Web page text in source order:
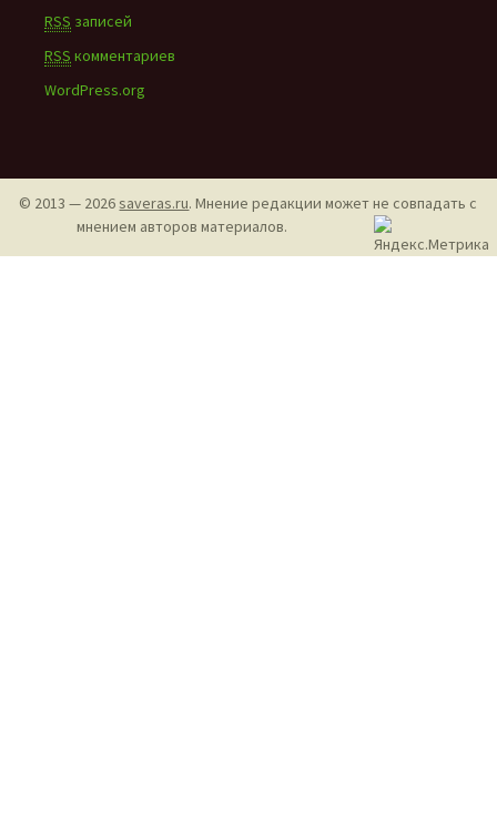
RSS записей
RSS комментариев
WordPress.org
© 2013 — 2026saveras.ru. Мнение редакции может не совпадать с
мнением авторов материалов.